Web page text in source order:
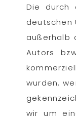
Die durch
deutschen
außerhalb
Autors
wurden,
wir um